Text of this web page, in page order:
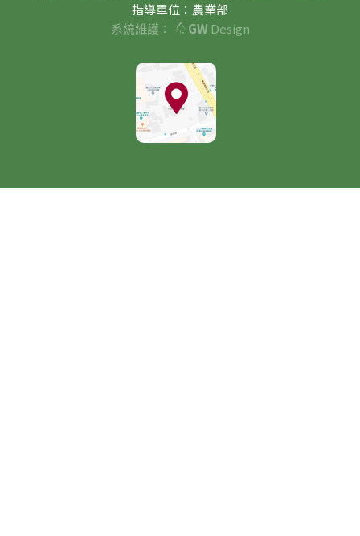
指導單位：農業部
系統維護：
GWDesign